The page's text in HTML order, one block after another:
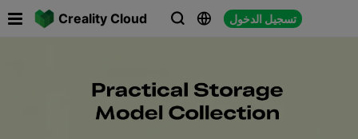
Creality Cloud   تسجيل الدخول